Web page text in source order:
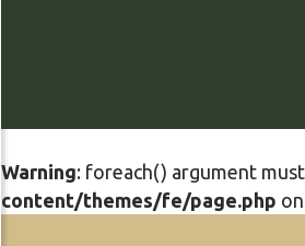
Warning: foreach() argument
content/themes/fe/page.php